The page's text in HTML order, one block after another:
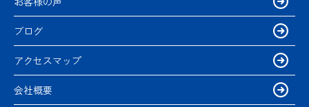
ブログ
アクセスマップ
会社概要